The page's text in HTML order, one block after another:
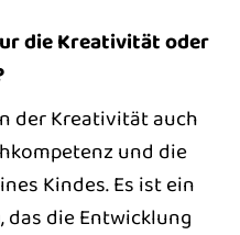
die Kreativität oder
der Kreativität auch
und die
Kindes. Es ist ein
die Entwicklung